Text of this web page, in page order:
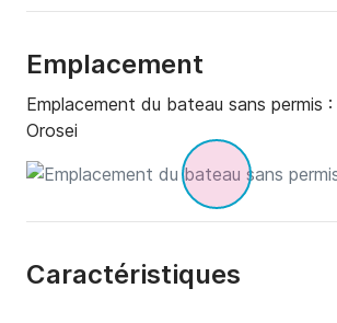
Emplacement
Emplacement du bateau sans permis :
Orosei
Caractéristiques